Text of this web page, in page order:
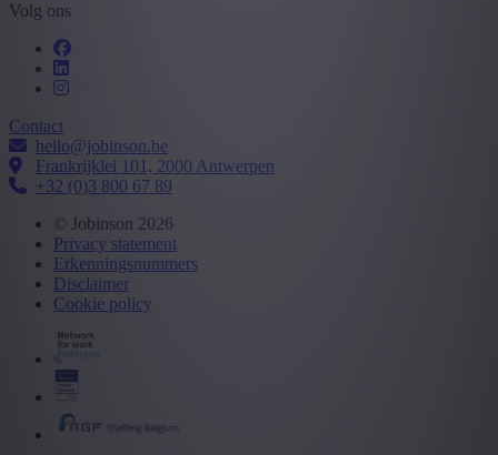
Volg ons
Contact
hello@jobinson.be
Frankrijklei 101, 2000 Antwerpen
+32 (0)3 800 67 89
© Jobinson 2026
Privacy statement
Erkenningsnummers
Disclaimer
Cookie policy